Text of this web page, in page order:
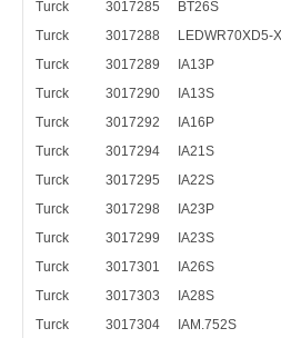
Turck 3017285
BT26S
Turck
3017288
LEDWR70XD5-
Turck
3017289
IA13P
Turck
3017290
IA13S
Turck
3017292
IA16P
Turck
3017294
IA21S
Turck
3017295
IA22S
Turck
3017298
IA23P
Turck
3017299
IA23S
Turck
3017301
IA26S
Turck
3017303
IA28S
Turck
3017304
IAM.752S